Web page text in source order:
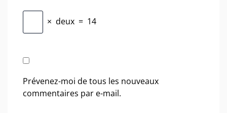
× deux = 14
Prévenez-moi de tous les nouveaux
commentaires par e-mail.